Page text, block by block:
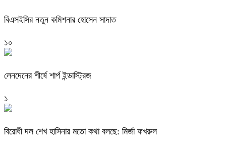
বিএসইসির নতুন কমিশনার হোসেন সাদাত
১০
লেনদেনের শীর্ষে শার্প ইন্ডাস্ট্রিজ
১
বিরোধী দল শেখ হাসিনার মতো কথা বলছে: মির্জা ফখরুল